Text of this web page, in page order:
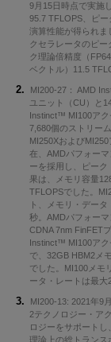
9月15日時点で実施
95.7 TFLOPS、ピ
演算性能が得られま
クセラレータのピ
ク理論倍精度（
ベクトル）11.5
MI200-27： AMD
ユニット（CU）と
Instinct™ MI100ア
7,680個のストリー
MI250Xおよび
在、AMDパフォー
ーを採用し、ピー
果は、メモリ容量
TFLOPSでした。
ト、メモリ・デー
秒。AMDパフォー
CDNA 7nm FinFET
Instinct™ MI100ア
で、32GB HBM2メ
でした。MI100メモ
ータ・レートは最大
MI200-13: 2021年9
2テクノロジー・ア
ロジーをサポート
理論上の総トランス